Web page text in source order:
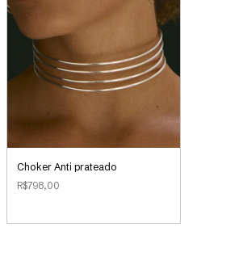
Choker Anti prateado
R$798,00